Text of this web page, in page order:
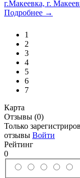
г.Макеевка, г.
Подробнее →
1
2
3
4
5
6
7
Карта
Отзывы (0)
Только
отзывы Войти
Рейтинг
0